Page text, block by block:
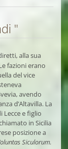
"
alla sua
fazioni erano
del vice
avendo
d’Altavilla. La
Lecce e figlio
in Sicilia
posizione a
Siculorum.